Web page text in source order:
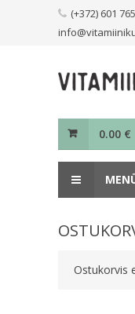
(+372) 601
0.00 €
Ostukorvis